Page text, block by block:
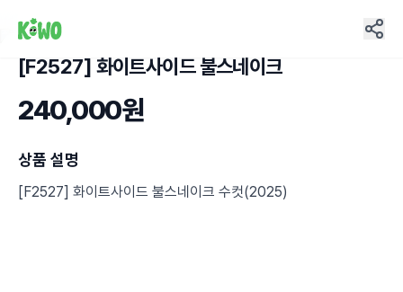
[F2527] 화이트사이드 불스네이크
240,000원
상품 설명
[F2527] 화이트사이드 불스네이크 수컷(2025)